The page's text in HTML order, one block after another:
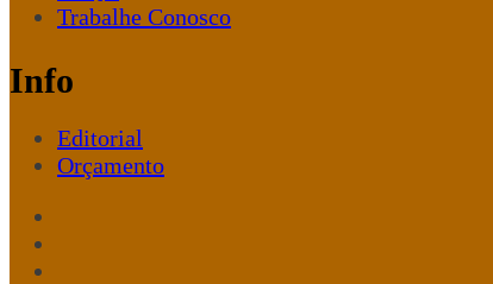
Trabalhe Conosco
Info
Editorial
Orçamento